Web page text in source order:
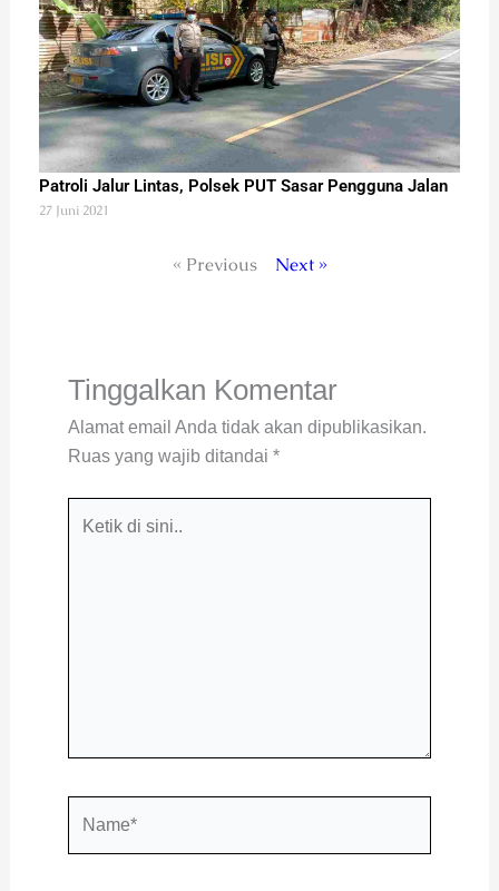
Patroli Jalur Lintas, Polsek PUT Sasar Pengguna Jalan
27 Juni 2021
« Previous Next »
Tinggalkan Komentar
Alamat email Anda tidak akan dipublikasikan.
Ruas yang wajib ditandai *